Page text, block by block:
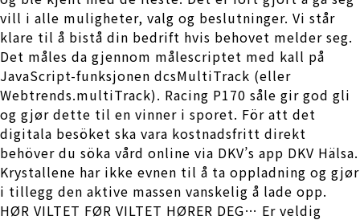
vill i alle muligheter, valg og beslutninger. Vi står
klare til å bistå din bedrift hvis behovet melder seg.
Det måles da gjennom målescriptet med kall på
JavaScript-funksjonen dcsMultiTrack (eller
Webtrends.multiTrack). Racing P170 såle gir god gli
og gjør dette til en vinner i sporet. För att det
digitala besöket ska vara kostnadsfritt direkt
behöver du söka vård online via DKV’s app DKV Hälsa.
Krystallene har ikke evnen til å ta oppladning og gjør
i tillegg den aktive massen vanskelig å lade opp.
HØR VILTET FØR VILTET HØRER DEG… Er veldig